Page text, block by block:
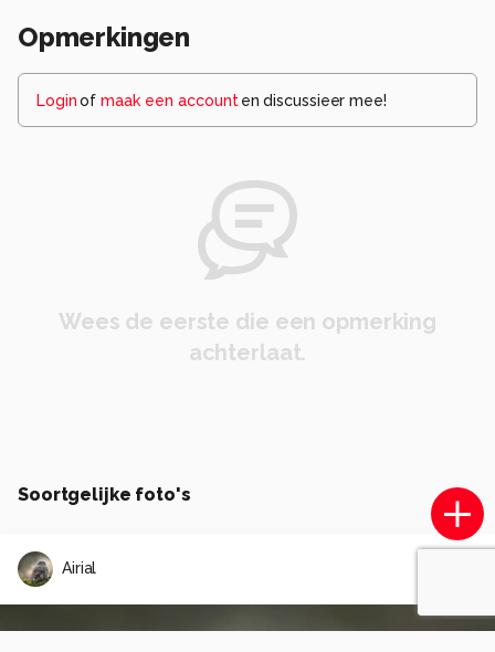
Opmerkingen
Loginof maak een account en discussieer mee!
Wees de eerste die een opmerking
achterlaat.
Soortgelijke foto's
Airial